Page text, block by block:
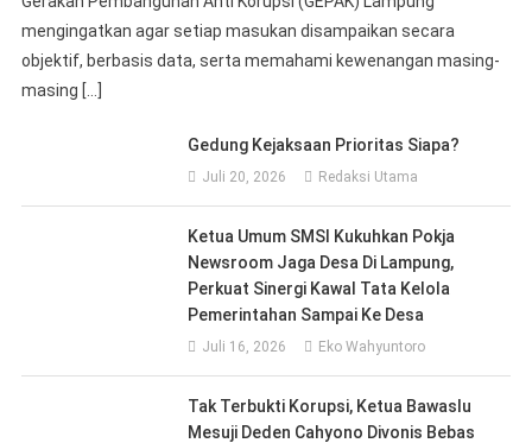
mengingatkan agar setiap masukan disampaikan secara
objektif, berbasis data, serta memahami kewenangan masing-
masing […]
Gedung Kejaksaan Prioritas Siapa?
Juli 20, 2026 Redaksi Utama
Ketua Umum SMSI Kukuhkan Pokja
Newsroom Jaga Desa Di Lampung,
Perkuat Sinergi Kawal Tata Kelola
Pemerintahan Sampai Ke Desa
Juli 16, 2026 Eko Wahyuntoro
Tak Terbukti Korupsi, Ketua Bawaslu
Mesuji Deden Cahyono Divonis Bebas